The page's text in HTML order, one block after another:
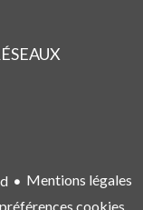
Mentions légales
cookies